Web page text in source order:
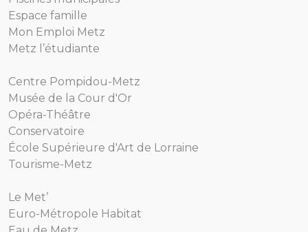
Espace famille
Mon Emploi Metz
Metz l’étudiante
Centre Pompidou-Metz
Musée de la Cour d'Or
Opéra-Théâtre
Conservatoire
École Supérieure d'Art de Lorraine
Tourisme-Metz
Le Met’
Euro-Métropole Habitat